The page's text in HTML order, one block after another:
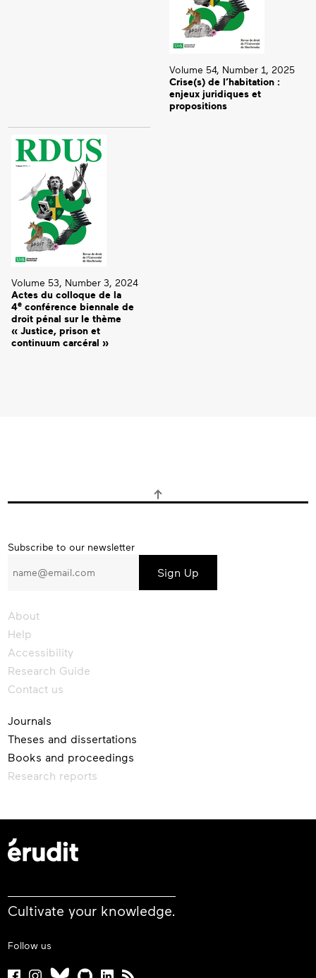
Volume 54, Number 1, 2025
Crise(s) de l’habitation :
enjeux juridiques et
propositions
Volume 53, Number 3, 2024
Actes du colloque de la
4econférence biennale de
droit pénal sur le thème
« Justice, prison et
continuum carcéral »
Subscribe
our
Subscribe to our newsletter
About
Help
Accessibility
Research Guide
Contact us
Journals
Theses and dissertations
Books and proceedings
Research reports
Cultivate your knowledge.
Follow us